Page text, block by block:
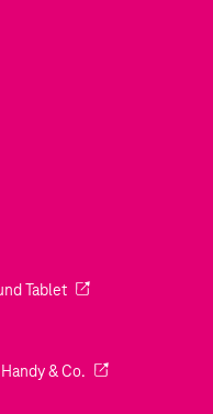
neuen Tab geöffnet)
Tab geöffnet)
Tablet(Wird in einem
Tab geöffnet)
& Co. (Wird in einem